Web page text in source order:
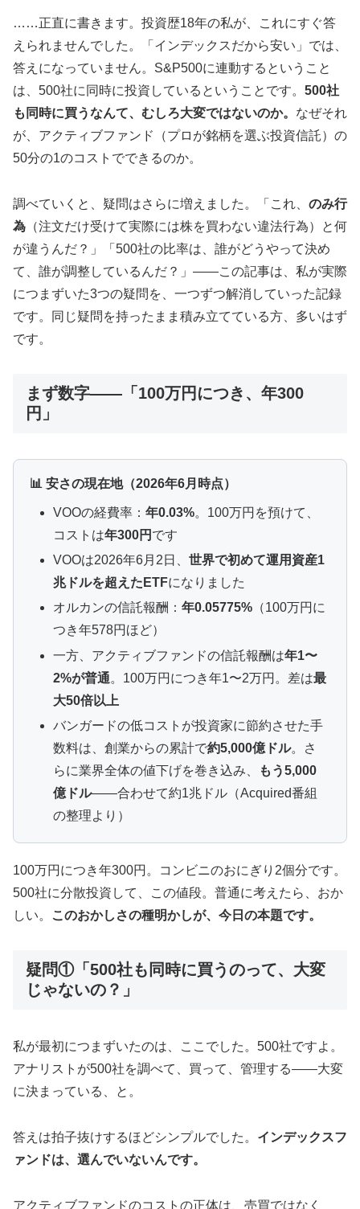
……正直に書きます。投資歴18年の私が、これにすぐ答
えられませんでした。「インデックスだから安い」では、
答えになっていません。S&P500に連動するということ
は、500社に同時に投資しているということです。 500社
も同時に買うなんて、むしろ大変ではないのか。 なぜそれ
が、アクティブファンド（プロが銘柄を選ぶ投資信託）の
50分の1のコストでできるのか。
調べていくと、疑問はさらに増えました。「これ、 のみ行
為 （注文だけ受けて実際には株を買わない違法行為）と何
が違うんだ？」「500社の比率は、誰がどうやって決め
て、誰が調整しているんだ？」——この記事は、私が実際
につまずいた3つの疑問を、一つずつ解消していった記録
です。同じ疑問を持ったまま積み立てている方、多いはず
です。
まず数字——「100万円につき、年300
円」
📊 安さの現在地（2026年6月時点）
VOOの経費率：年0.03%。100万円を預けて、
コストは年300円 です
VOOは2026年6月2日、世界で初めて運用資産1
兆ドルを超えたETFになりました
オルカンの信託報酬：年0.05775% （100万円に
つき年578円ほど）
一方、アクティブファンドの信託報酬は年1〜
2%が普通。100万円につき年1〜2万円。差は最
大50倍以上
バンガードの低コストが投資家に節約させた手
数料は、創業からの累計で約5,000億ドル。さ
らに業界全体の値下げを巻き込み、
もう5,000
億ドル——合わせて約1兆ドル（Acquired番組
の整理より）
100万円につき年300円。コンビニのおにぎり2個分です。
500社に分散投資して、この値段。普通に考えたら、おか
しい。
このおかしさの種明かしが、今日の本題です。
疑問①「500社も同時に買うのって、大変
じゃないの？」
私が最初につまずいたのは、ここでした。500社ですよ。
アナリストが500社を調べて、買って、管理する——大変
に決まっている、と。
答えは拍子抜けするほどシンプルでした。 インデックスフ
ァンドは、選んでいないんです。
アクティブファンドのコストの正体は、売買ではなく